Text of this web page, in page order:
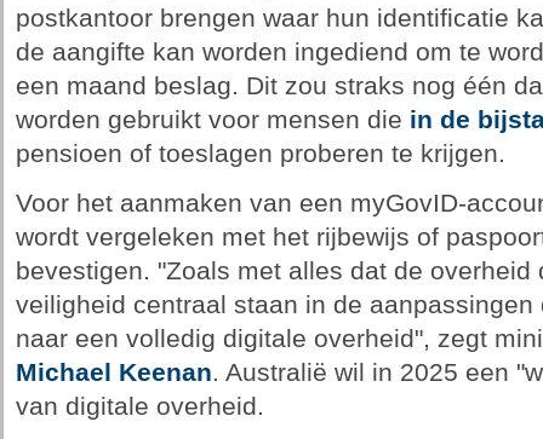
postkantoor brengen waar hun identificatie
de aangifte kan worden ingediend om te
een maand beslag. Dit zou straks nog één
worden gebruikt voor mensen die in de
pensioen of toeslagen proberen te krijgen.
Voor het aanmaken van een myGovID-
wordt vergeleken met het rijbewijs of
bevestigen. "Zoals met alles dat de overheid
veiligheid centraal staan in de
naar een volledig digitale overheid", zegt
Michael Keenan. Australië wil in 2025 een
van digitale overheid.